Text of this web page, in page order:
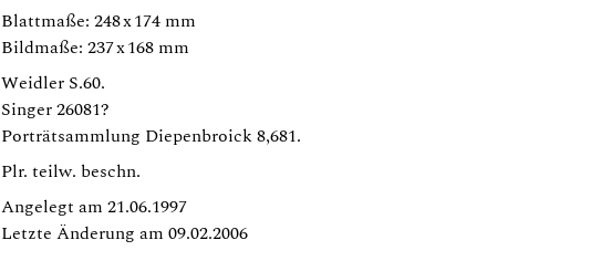
Blattmaße: 248 x 174 mm
Bildmaße: 237 x 168 mm
Weidler S.60.
Singer 26081?
Porträtsammlung Diepenbroick 8,681.
Plr. teilw. beschn.
Angelegt am 21.06.1997
Letzte Änderung am 09.02.2006